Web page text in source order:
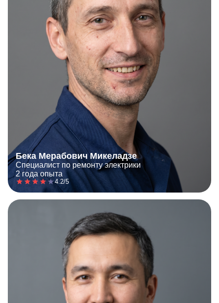
Бека Мерабович Микеладзе
Специалист по ремонту электрики
2 года опыта
4.2/5